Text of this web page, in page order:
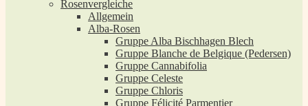
Rosenvergleiche
Allgemein
Alba-Rosen
Gruppe Alba Bischhagen Blech
Gruppe Blanche de Belgique (Pedersen)
Gruppe Cannabifolia
Gruppe Celeste
Gruppe Chloris
Gruppe Félicité Parmentier